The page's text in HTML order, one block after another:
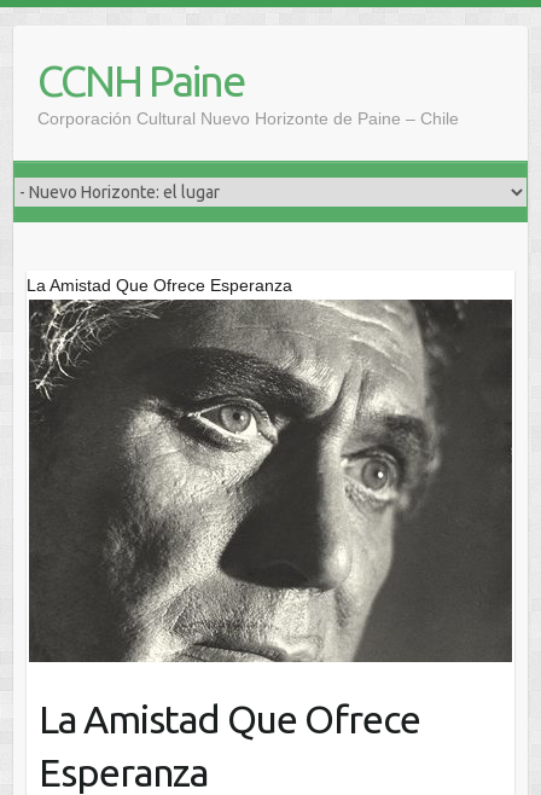
contenidoCCNH Paine
Corporación Cultural Nuevo Horizonte de Paine – Chile
La Amistad Que Ofrece Esperanza
La Amistad Que Ofrece
Esperanza